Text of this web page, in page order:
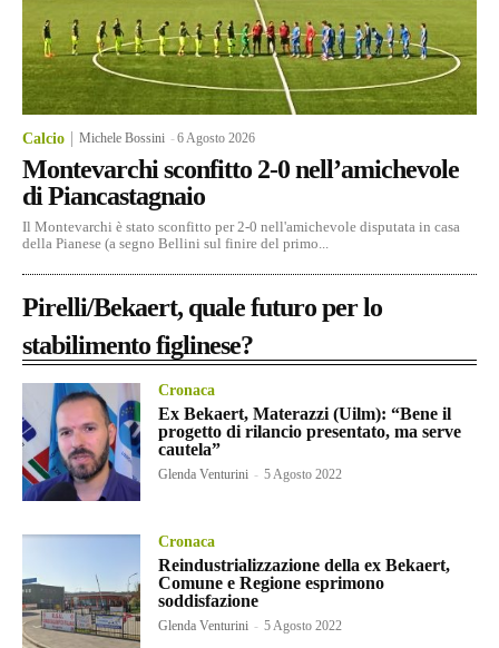
Calcio Michele Bossini -6 Agosto 2026
Montevarchi sconfitto 2-0 nell’amichevole
di Piancastagnaio
Il Montevarchi è stato sconfitto per 2-0 nell'amichevole disputata in casa
della Pianese (a segno Bellini sul finire del primo...
Pirelli/Bekaert, quale futuro per lo
stabilimento figlinese?
Cronaca
Ex Bekaert, Materazzi (Uilm): “Bene il
progetto di rilancio presentato, ma serve
cautela”
Glenda Venturini - 5 Agosto 2022
Cronaca
Reindustrializzazione della ex Bekaert,
Comune e Regione esprimono
soddisfazione
Glenda Venturini - 5 Agosto 2022